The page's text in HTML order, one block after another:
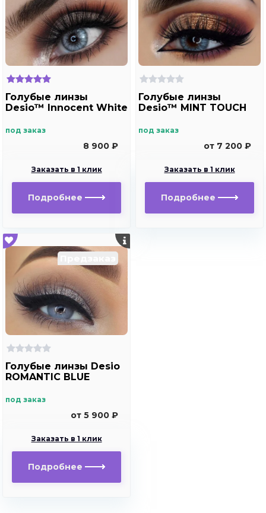
Голубые линзы
Desio™ Innocent White
под заказ
8 900 ₽
Заказать в 1 клик
Подробнее
Голубые линзы
Desio™ MINT TOUCH
под заказ
от 7 200 ₽
Заказать в 1 клик
Подробнее
Голубые линзы Desio
ROMANTIC BLUE
под заказ
от 5 900 ₽
Заказать в 1 клик
Подробнее